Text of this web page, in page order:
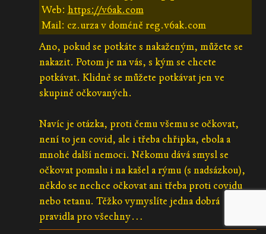
Web: https://v6ak.com
Mail: cz.urza v doméně reg.v6ak.com
Ano, pokud se potkáte s nakaženým, můžete se
nakazit. Potom je na vás, s kým se chcete
potkávat. Klidně se můžete potkávat jen ve
skupině očkovaných.
Navíc je otázka, proti čemu všemu se očkovat,
není to jen covid, ale i třeba chřipka, ebola a
mnohé další nemoci. Někomu dává smysl se
očkovat pomalu i na kašel a rýmu (s nadsázkou),
někdo se nechce očkovat ani třeba proti covidu
nebo tetanu. Těžko vymyslíte jedna dobrá
pravidla pro všechny…